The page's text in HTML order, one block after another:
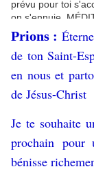
Prions :
de ton Saint-
en nous et
de Jésus-Christ
Je te souhaite
prochain
bénisse